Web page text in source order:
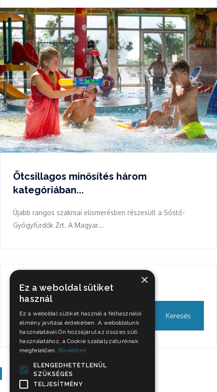
Ötcsillagos minősítés három
kategóriában...
Újabb rangos szakmai elismerésben részesült a Sóstó-
Gyógyfürdők Zrt. A Magyar...
Keresés
Szavazás
×
Ez a weboldal sütiket
használ
Ez a weboldal sütiket használ a felhasználói
élmény javítása érdekében. A weboldalunk
használatával Ön hozzájárul az összes süti
használatához, a Cookie szabályzatunknak
megfelelően. Bővebben
ELENGEDHETETLENÜL
SZÜKSÉGES
TELJESÍTMÉNY